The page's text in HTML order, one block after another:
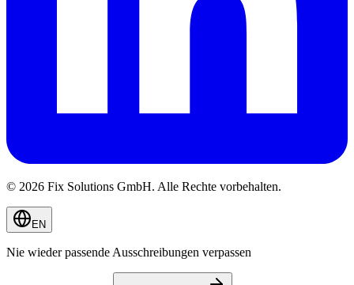
© 2026 Fix Solutions GmbH. Alle Rechte vorbehalten.
EN
Nie wieder passende Ausschreibungen verpassen